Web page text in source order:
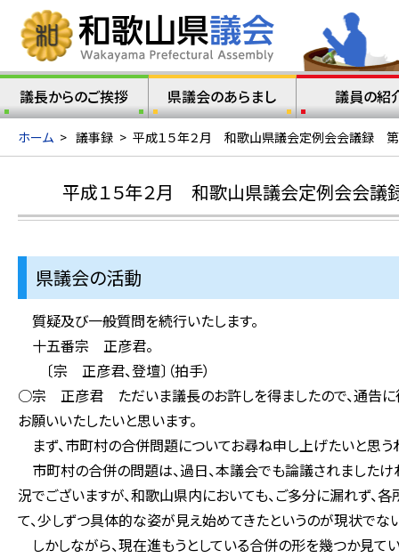
議長からのご挨拶 県議会のあらまし 議員の紹
ホーム > 議事録 > 平成１５年２月 和歌山県議会定例会会議録 第
平成１５年２月 和歌山県議会定例会会
県議会の活動
質疑及び一般質問を続行いたします。
十五番宗 正彦君。
〔宗 正彦君、登壇〕（拍手）
○宗 正彦君 ただいま議長のお許しを得ましたので、通告に従
お願いいたしたいと思います。
まず、市町村の合併問題についてお尋ね申し上げたいと思う
市町村の合併の問題は、過日、本議会でも論議されましたけ
況でございますが、和歌山県内においても、ご多分に漏れず
て、少しずつ具体的な姿が見え始めてきたというのが現状でな
しかしながら、現在進もうとしている合併の形を幾つか見て